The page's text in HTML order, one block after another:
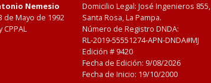
Nemesio
de Mayo de 1992
CPPAL
Domicilio Legal: José Ingenieros 855,
Santa Rosa, La Pampa.
Número de Registro DNDA:
RL-2019-55551274-APN-DNDA#MJ
Edición # 9420
Fecha de Edición: 9/08/2026
Fecha de Inicio: 19/10/2000